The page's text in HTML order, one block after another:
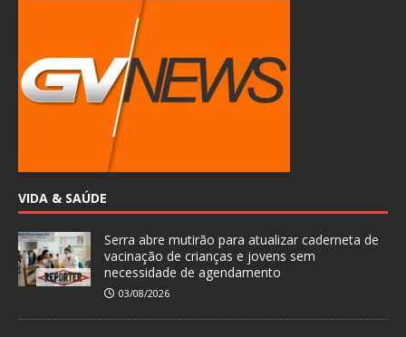
VIDA & SAÚDE
Serra abre mutirão para atualizar caderneta de
vacinação de crianças e jovens sem
necessidade de agendamento
03/08/2026